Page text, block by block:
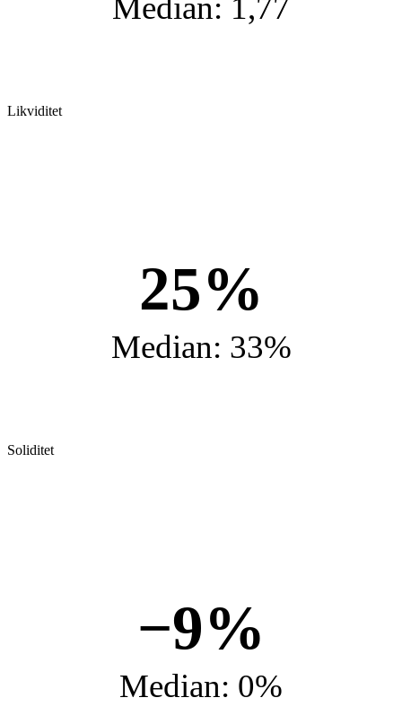
Median: 1,77
Likviditet
25%
Median: 33%
Soliditet
−9%
Median: 0%